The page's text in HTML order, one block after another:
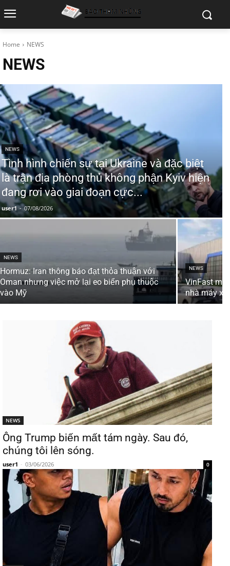
Home NEWS
NEWS
NEWS
Tình hình chiến sự tại Ukraine và đặc biệt
là trận địa phòng thủ không phận Kyiv hiện
đang rơi vào giai đoạn cực...
user1 - 07/08/2026
NEWS
Hormuz: Iran thông báo đạt thỏa thuận với
Oman nhưng việc mở lại eo biển phụ thuộc
vào Mỹ
NEWS
VinFast
nhà máy
NEWS
Ông Trump biến mất tám ngày. Sau đó,
chúng tôi lên sóng.
user1 - 03/06/2026 0